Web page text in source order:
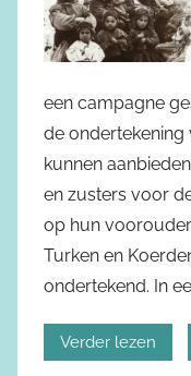
een campagne
de ondertekening
kunnen
en zusters voor
op hun
Turken en
ondertekend. In
Verder lezen